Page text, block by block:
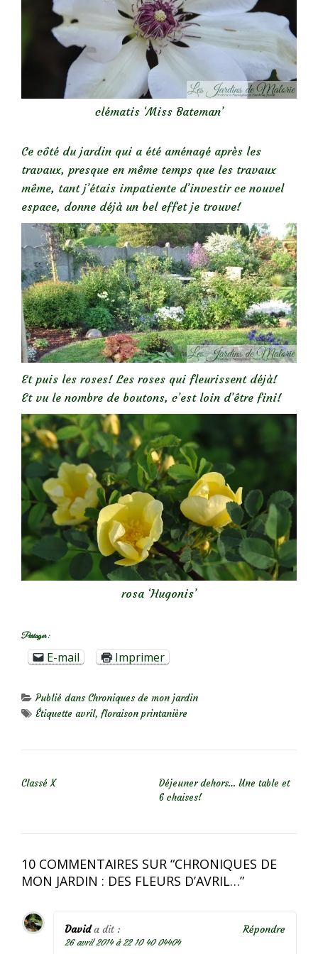
clématis ‘Miss Bateman’
Ce côté du jardin qui a été aménagé après les
travaux, presque en même temps que les travaux
même, tant j’étais impatiente d’investir ce nouvel
espace, donne déjà un bel effet je trouve!
Et puis les roses! Les roses qui fleurissent déjà!
Et vu le nombre de boutons, c’est loin d’être fini!
rosa ‘Hugonis’
Partager :
E-mail Imprimer
Publié dansChroniques de mon jardin
Étiquette avril, floraison printanière
Classé X
Déjeuner dehors… Une table et
6 chaises!
10 COMMENTAIRES SUR “CHRONIQUES DE
MON JARDIN : DES FLEURS D’AVRIL…”
David a dit :
26 avril 2014 à 22 10 40 04404
Répondre